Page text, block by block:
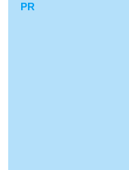
PR